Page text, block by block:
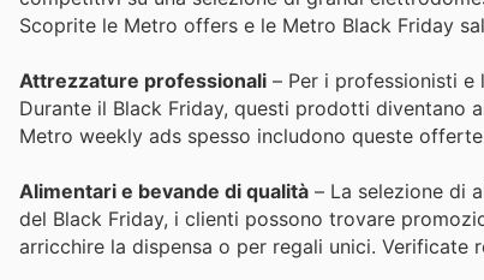
Scoprite le Metro offers e le Metro Black Friday
Attrezzature professionali – Per i professionisti
Durante il Black Friday, questi prodotti diventano
Metro weekly ads spesso includono queste
Alimentari e bevande di qualità – La selezione di
del Black Friday, i clienti possono trovare
arricchire la dispensa o per regali unici.